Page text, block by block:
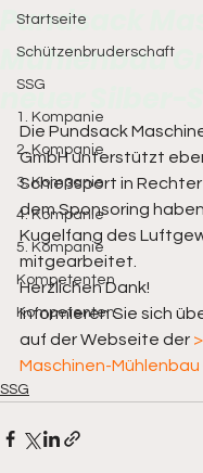
Startseite
Schützenbruderschaft
SSG
1. Kompanie
2. Kompanie
3. Kompanie
4. Kompanie
5. Kompanie
Kompetenten
Kompetenten
Pundsack
Mühlenbau
neuer Silber-
Die Pundsack
GmbH unterstützt
Schießsport in
dem Sponsoring
Kugelfang des
mitgearbeitet.
Herzlichen Dank!
Informieren Sie sich
auf der Webseite der
Maschinen-Mühlenbau
SSG